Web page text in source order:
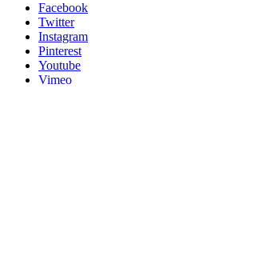
Facebook
Twitter
Instagram
Pinterest
Youtube
Vimeo